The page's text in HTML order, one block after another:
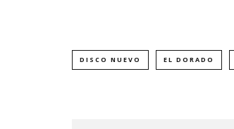
DISCO NUEVO EL DORADO